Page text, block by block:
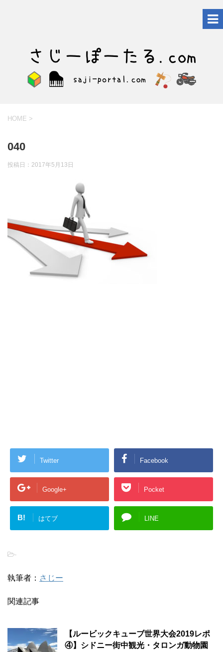
HOME >
040
投稿日： 2017年5月13日
Twitter Facebook
Google+ Pocket
B! はてブ LINE
-
執筆者： さじー
関連記事
【ルービックキューブ世界大会2019レポ
④】シドニー街中観光・タロンガ動物園